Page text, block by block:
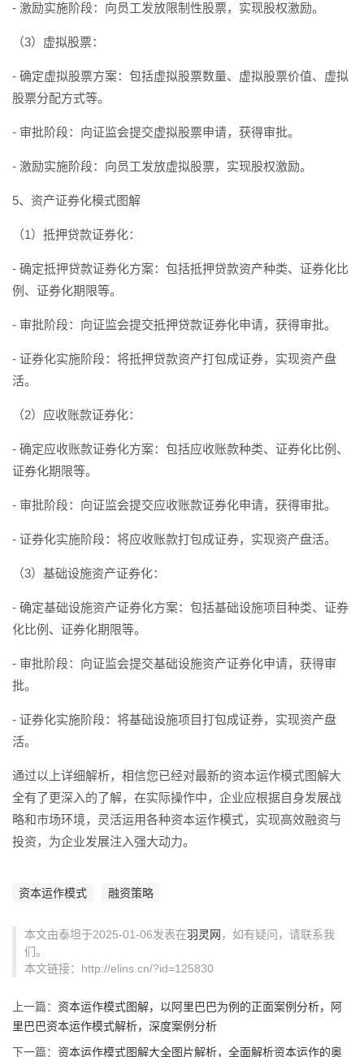
- 激励实施阶段：向员工发放限制性股票，实现股权激励。
（3）虚拟股票：
- 确定虚拟股票方案：包括虚拟股票数量、虚拟股票价值、虚拟
股票分配方式等。
- 审批阶段：向证监会提交虚拟股票申请，获得审批。
- 激励实施阶段：向员工发放虚拟股票，实现股权激励。
5、资产证券化模式图解
（1）抵押贷款证券化：
- 确定抵押贷款证券化方案：包括抵押贷款资产种类、证券化比
例、证券化期限等。
- 审批阶段：向证监会提交抵押贷款证券化申请，获得审批。
- 证券化实施阶段：将抵押贷款资产打包成证券，实现资产盘
活。
（2）应收账款证券化：
- 确定应收账款证券化方案：包括应收账款种类、证券化比例、
证券化期限等。
- 审批阶段：向证监会提交应收账款证券化申请，获得审批。
- 证券化实施阶段：将应收账款打包成证券，实现资产盘活。
（3）基础设施资产证券化：
- 确定基础设施资产证券化方案：包括基础设施项目种类、证券
化比例、证券化期限等。
- 审批阶段：向证监会提交基础设施资产证券化申请，获得审
批。
- 证券化实施阶段：将基础设施项目打包成证券，实现资产盘
活。
通过以上详细解析，相信您已经对最新的资本运作模式图解大
全有了更深入的了解，在实际操作中，企业应根据自身发展战
略和市场环境，灵活运用各种资本运作模式，实现高效融资与
投资，为企业发展注入强大动力。
资本运作模式 融资策略
本文由泰坦于2025-01-06发表在羽灵网 ，如有疑问，请联系我
们。
本文链接：http://elins.cn/?id=125830
上一篇： 资本运作模式图解，以阿里巴巴为例的正面案例分析，阿
里巴巴资本运作模式解析，深度案例分析
下一篇： 资本运作模式图解大全图片解析，全面解析资本运作的奥